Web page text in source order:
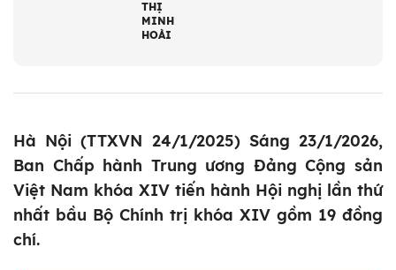
THỊ
MINH
HOÀI
Hà Nội (TTXVN 24/1/2025) Sáng 23/1/2026,
Ban Chấp hành Trung ương Đảng Cộng sản
Việt Nam khóa XIV tiến hành Hội nghị lần thứ
nhất bầu Bộ Chính trị khóa XIV gồm 19 đồng
chí.